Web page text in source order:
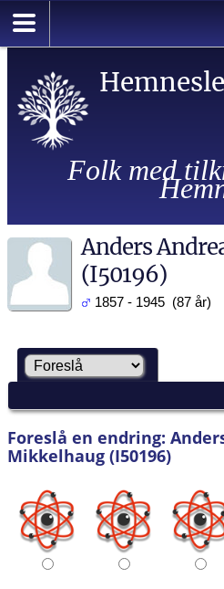
Folk med
Anders
(I50196)
1857 - 1945 (87 år)
Foreslå en endring:
Mikkelhaug (I50196)